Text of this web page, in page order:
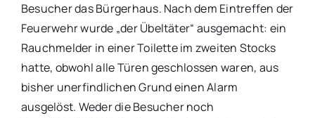
Besucher das Bürgerhaus. Nach dem Eintreffen der
Feuerwehr wurde „der Übeltäter“ ausgemacht: ein
Rauchmelder in einer Toilette im zweiten Stocks
hatte, obwohl alle Türen geschlossen waren, aus
bisher unerfindlichen Grund einen Alarm
ausgelöst. Weder die Besucher noch